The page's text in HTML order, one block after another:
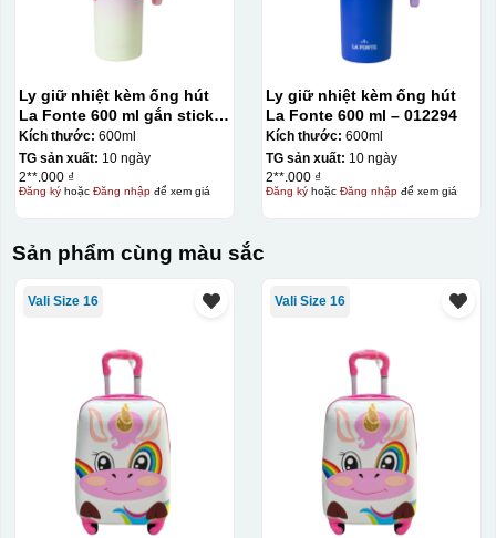
Ly giữ nhiệt kèm ống hút
La Fonte 600 ml gắn sticker
– 012294
Kích thước: 600ml
TG sản xuất: 10 ngày
2**.000 ₫
Đăng kýhoặc Đăng nhậpđể xem giá
Ly giữ nhiệt kèm ống hút
La Fonte 600 ml – 012294
Kích thước: 600ml
TG sản xuất: 10 ngày
2**.000 ₫
Đăng kýhoặc Đăng nhậpđể xem giá
Sản phẩm cùng màu sắc
Vali Size 16 Vali Size 16